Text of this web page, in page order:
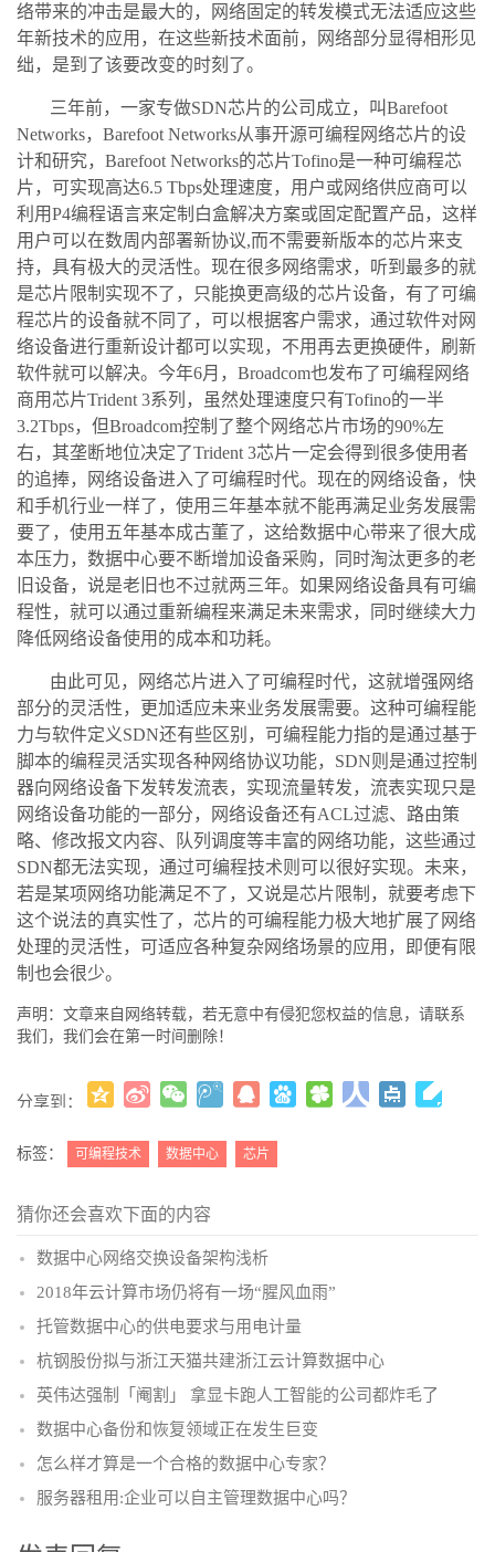
络带来的冲击是最大的，网络固定的转发模式无法适应这些
年新技术的应用，在这些新技术面前，网络部分显得相形见
绌，是到了该要改变的时刻了。
三年前，一家专做SDN芯片的公司成立，叫Barefoot
Networks，Barefoot Networks从事开源可编程网络芯片的设
计和研究，Barefoot Networks的芯片Tofino是一种可编程芯
片，可实现高达6.5 Tbps处理速度，用户或网络供应商可以
利用P4编程语言来定制白盒解决方案或固定配置产品，这样
用户可以在数周内部署新协议,而不需要新版本的芯片来支
持，具有极大的灵活性。现在很多网络需求，听到最多的就
是芯片限制实现不了，只能换更高级的芯片设备，有了可编
程芯片的设备就不同了，可以根据客户需求，通过软件对网
络设备进行重新设计都可以实现，不用再去更换硬件，刷新
软件就可以解决。今年6月，Broadcom也发布了可编程网络
商用芯片Trident 3系列，虽然处理速度只有Tofino的一半
3.2Tbps，但Broadcom控制了整个网络芯片市场的90%左
右，其垄断地位决定了Trident 3芯片一定会得到很多使用者
的追捧，网络设备进入了可编程时代。现在的网络设备，快
和手机行业一样了，使用三年基本就不能再满足业务发展需
要了，使用五年基本成古董了，这给数据中心带来了很大成
本压力，数据中心要不断增加设备采购，同时淘汰更多的老
旧设备，说是老旧也不过就两三年。如果网络设备具有可编
程性，就可以通过重新编程来满足未来需求，同时继续大力
降低网络设备使用的成本和功耗。
由此可见，网络芯片进入了可编程时代，这就增强网络
部分的灵活性，更加适应未来业务发展需要。这种可编程能
力与软件定义SDN还有些区别，可编程能力指的是通过基于
脚本的编程灵活实现各种网络协议功能，SDN则是通过控制
器向网络设备下发转发流表，实现流量转发，流表实现只是
网络设备功能的一部分，网络设备还有ACL过滤、路由策
略、修改报文内容、队列调度等丰富的网络功能，这些通过
SDN都无法实现，通过可编程技术则可以很好实现。未来，
若是某项网络功能满足不了，又说是芯片限制，就要考虑下
这个说法的真实性了，芯片的可编程能力极大地扩展了网络
处理的灵活性，可适应各种复杂网络场景的应用，即便有限
制也会很少。
声明：文章来自网络转载，若无意中有侵犯您权益的信息，请联系
我们，我们会在第一时间删除！
分享到：
标签： 可编程技术 数据中心 芯片
猜你还会喜欢下面的内容
数据中心网络交换设备架构浅析
2018年云计算市场仍将有一场“腥风血雨”
托管数据中心的供电要求与用电计量
杭钢股份拟与浙江天猫共建浙江云计算数据中心
英伟达强制「阉割」 拿显卡跑人工智能的公司都炸毛了
数据中心备份和恢复领域正在发生巨变
怎么样才算是一个合格的数据中心专家？
服务器租用:企业可以自主管理数据中心吗？